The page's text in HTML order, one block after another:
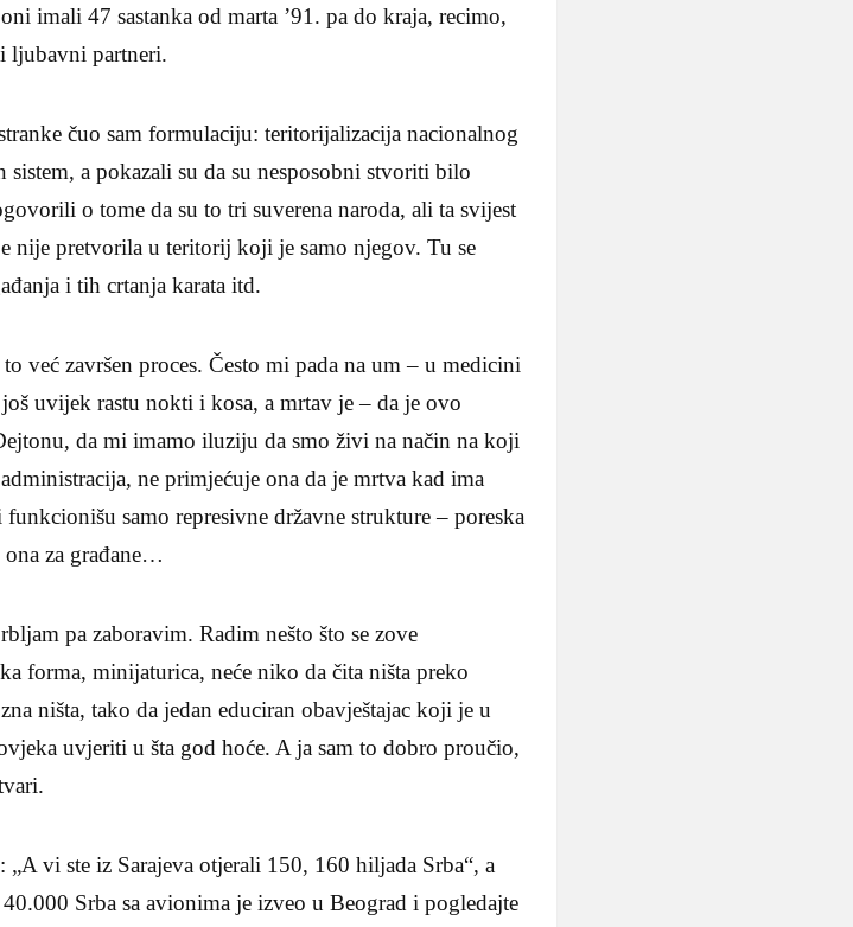
imali 47 sastanka od marta ’91. pa do kraja, recimo,
ljubavni partneri.
čuo sam formulaciju: teritorijalizacija nacionalnog
sistem, a pokazali su da su nesposobni stvoriti bilo
o tome da su to tri suverena naroda, ali ta svijest
nije pretvorila u teritorij koji je samo njegov. Tu se
i tih crtanja karata itd.
već završen proces. Često mi pada na um – u medicini
uvijek rastu nokti i kosa, a mrtav je – da je ovo
da mi imamo iluziju da smo živi na način na koji
ne primjećuje ona da je mrtva kad ima
samo represivne državne strukture – poreska
za građane…
pa zaboravim. Radim nešto što se zove
forma, minijaturica, neće niko da čita ništa preko
ništa, tako da jedan educiran obavještajac koji je u
uvjeriti u šta god hoće. A ja sam to dobro proučio,
„A vi ste iz Sarajeva otjerali 150, 160 hiljada Srba“, a
Srba sa avionima je izveo u Beograd i pogledajte